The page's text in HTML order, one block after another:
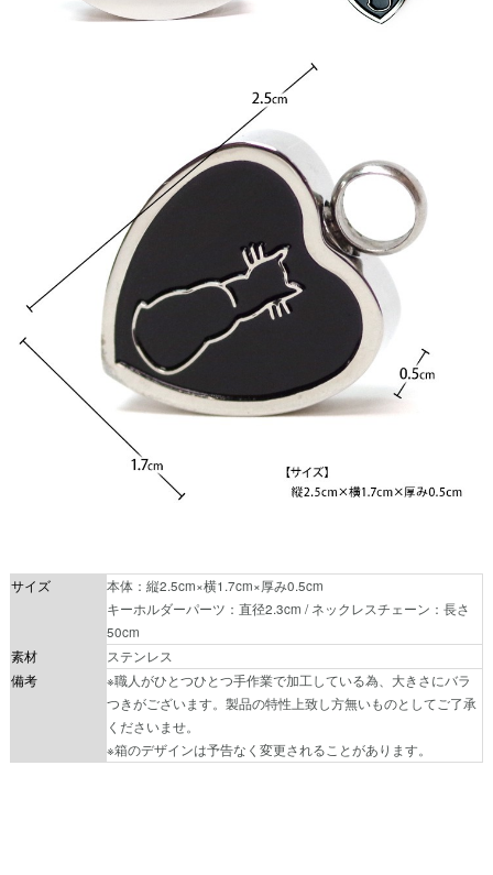
サイズ
本体：縦2.5cm×横1.7cm×厚み0.5cm
キーホルダーパーツ：直径2.3cm / ネックレスチェーン：長さ
50cm
素材
ステンレス
備考
※職人がひとつひとつ手作業で加工している為、大きさにバラ
つきがございます。製品の特性上致し方無いものとしてご了承
くださいませ。
※箱のデザインは予告なく変更されることがあります。